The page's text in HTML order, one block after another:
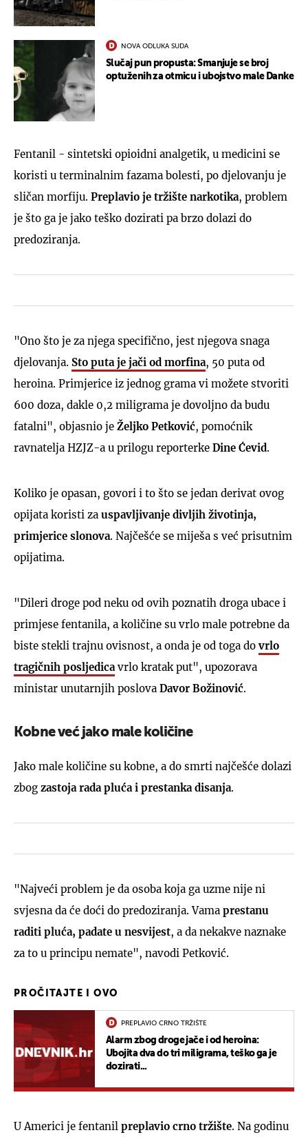
NOVA ODLUKA SUDA
Slučaj pun propusta: Smanjuje se broj
optuženih za otmicu i ubojstvo male Danke
Fentanil - sintetski opioidni analgetik, u medicini se
koristi u terminalnim fazama bolesti, po djelovanju je
sličan morfiju. Preplavio je tržište narkotika, problem
je što ga je jako teško dozirati pa brzo dolazi do
predoziranja.
"Ono što je za njega specifično, jest njegova snaga
djelovanja. Sto puta je jači od morfina, 50 puta od
heroina. Primjerice iz jednog grama vi možete stvoriti
600 doza, dakle 0,2 miligrama je dovoljno da budu
fatalni", objasnio je Željko Petković, pomoćnik
ravnatelja HZJZ-a u prilogu reporterke Dine Ćevid.
Koliko je opasan, govori i to što se jedan derivat ovog
opijata koristi za uspavljivanje divljih životinja,
primjerice slonova. Najčešće se miješa s već prisutnim
opijatima.
"Dileri droge pod neku od ovih poznatih droga ubace i
primjese fentanila, a količine su vrlo male potrebne da
biste stekli trajnu ovisnost, a onda je od toga dovrlo
tragičnih posljedica vrlo kratak put", upozorava
ministar unutarnjih poslova Davor Božinović.
Kobne već jako male količine
Jako male količine su kobne, a do smrti najčešće dolazi
zbog zastoja rada pluća i prestanka disanja.
"Najveći problem je da osoba koja ga uzme nije ni
svjesna da će doći do predoziranja. Vama prestanu
raditi pluća, padate u nesvijest, a da nekakve naznake
za to u principu nemate", navodi Petković.
PROČITAJTE I OVO
PREPLAVIO CRNO TRŽIŠTE
Alarm zbog droge jače i od heroina:
Ubojita dva do tri miligrama, teško ga je
dozirati...
U Americi je fentanil preplavio crno tržište. Na godinu